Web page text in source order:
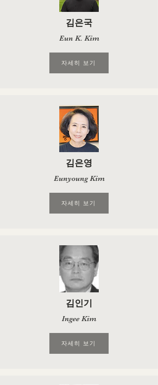
김은국
Eun K. Kim
자세히 보기
김은영
Eunyoung Kim
자세히 보기
김인기
Ingee Kim
자세히 보기